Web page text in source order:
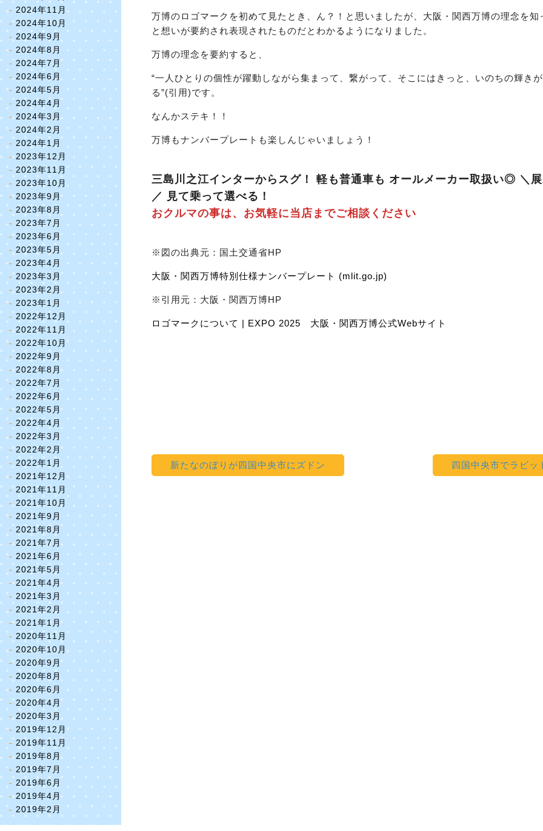
万博のロゴマークを初めて見たとき、ん？！と思いましたが、大阪・関西万博の理念を知
と想いが要約され表現されたものだとわかるようになりました。
万博の理念を要約すると、
“一人ひとりの個性が躍動しながら集まって、繋がって、そこにはきっと、いのちの輝き
る”(引用)です。
なんかステキ！！
万博もナンバープレートも楽しんじゃいましょう！
三島川之江インターからスグ！ 軽も普通車も オールメーカー取扱い◎ ＼
／ 見て乗って選べる！
おクルマの事は、お気軽に当店までご相談ください
※図の出典元：国土交通省HP
大阪・関西万博特別仕様ナンバープレート (mlit.go.jp)
※引用元：大阪・関西万博HP
ロゴマークについて | EXPO 2025 大阪・関西万博公式Webサイト
新たなのぼりが四国中央市にズドン 四国中央市でラビッ
2024年11月
2024年10月
2024年9月
2024年8月
2024年7月
2024年6月
2024年5月
2024年4月
2024年3月
2024年2月
2024年1月
2023年12月
2023年11月
2023年10月
2023年9月
2023年8月
2023年7月
2023年6月
2023年5月
2023年4月
2023年3月
2023年2月
2023年1月
2022年12月
2022年11月
2022年10月
2022年9月
2022年8月
2022年7月
2022年6月
2022年5月
2022年4月
2022年3月
2022年2月
2022年1月
2021年12月
2021年11月
2021年10月
2021年9月
2021年8月
2021年7月
2021年6月
2021年5月
2021年4月
2021年3月
2021年2月
2021年1月
2020年11月
2020年10月
2020年9月
2020年8月
2020年6月
2020年4月
2020年3月
2019年12月
2019年11月
2019年8月
2019年7月
2019年6月
2019年4月
2019年2月